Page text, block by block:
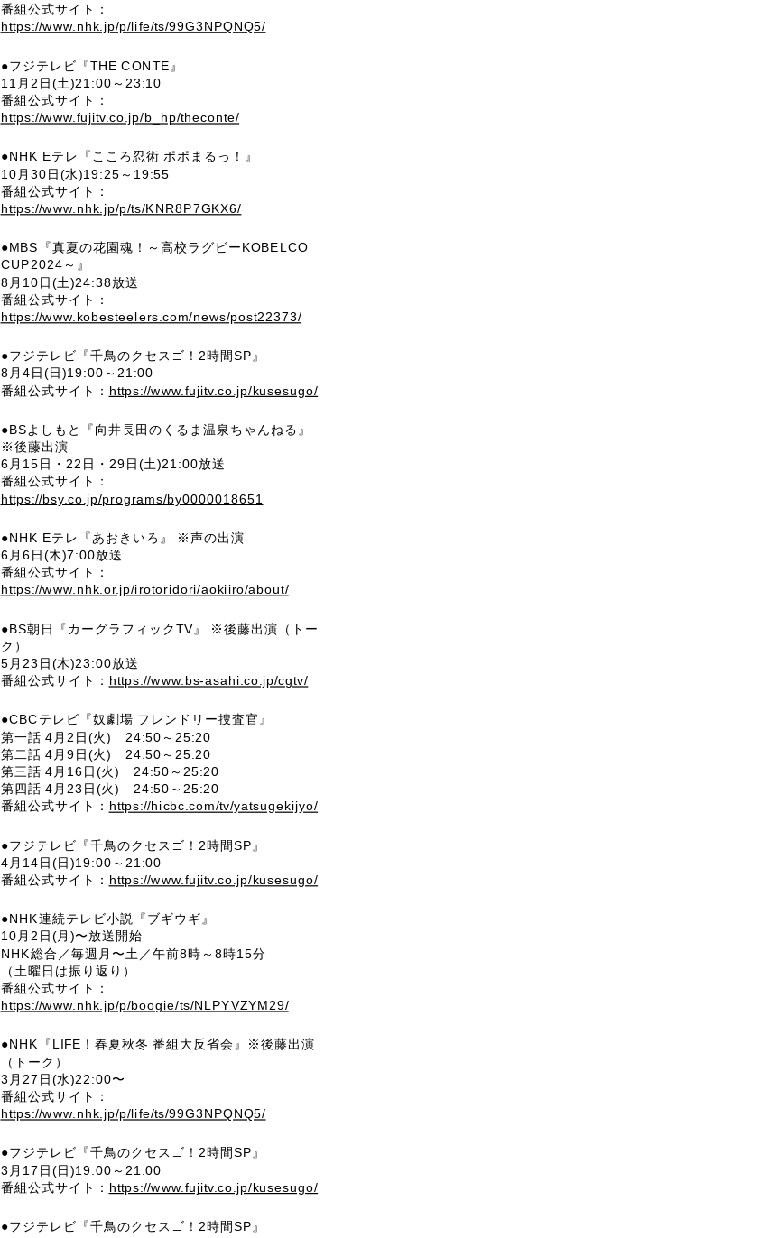
番組公式サイト：
https://www.nhk.jp/p/life/ts/99G3NPQNQ5/
●フジテレビ『THE CONTE』
11月2日(土)21:00～23:10
番組公式サイト：
https://www.fujitv.co.jp/b_hp/theconte/
●NHK Eテレ『こころ忍術 ポポまるっ！』
10月30日(水)19:25～19:55
番組公式サイト：
https://www.nhk.jp/p/ts/KNR8P7GKX6/
●MBS『真夏の花園魂！～高校ラグビーKOBELCO
CUP2024～』
8月10日(土)24:38放送
番組公式サイト：
https://www.kobesteelers.com/news/post22373/
●フジテレビ『千鳥のクセスゴ！2時間SP』
8月4日(日)19:00～21:00
番組公式サイト： https://www.fujitv.co.jp/kusesugo/
●BSよしもと『向井長田のくるま温泉ちゃんねる』
※後藤出演
6月15日・22日・29日(土)21:00放送
番組公式サイト：
https://bsy.co.jp/programs/by0000018651
●NHK Eテレ『あおきいろ』 ※声の出演
6月6日(木)7:00放送
番組公式サイト：
https://www.nhk.or.jp/irotoridori/aokiiro/about/
●BS朝日『カーグラフィックTV』 ※後藤出演（トー
ク）
5月23日(木)23:00放送
番組公式サイト： https://www.bs-asahi.co.jp/cgtv/
●CBCテレビ『奴劇場 フレンドリー捜査官』
第一話 4月2日(火) 24:50～25:20
第二話 4月9日(火) 24:50～25:20
第三話 4月16日(火) 24:50～25:20
第四話 4月23日(火) 24:50～25:20
番組公式サイト： https://hicbc.com/tv/yatsugekijyo/
●フジテレビ『千鳥のクセスゴ！2時間SP』
4月14日(日)19:00～21:00
番組公式サイト： https://www.fujitv.co.jp/kusesugo/
●NHK連続テレビ小説『ブギウギ』
10月2日(月)〜放送開始
NHK総合／毎週月〜土／午前8時～8時15分
（土曜日は振り返り）
番組公式サイト：
https://www.nhk.jp/p/boogie/ts/NLPYVZYM29/
●NHK『LIFE！春夏秋冬 番組大反省会』※後藤出演
（トーク）
3月27日(水)22:00〜
番組公式サイト：
https://www.nhk.jp/p/life/ts/99G3NPQNQ5/
●フジテレビ『千鳥のクセスゴ！2時間SP』
3月17日(日)19:00～21:00
番組公式サイト： https://www.fujitv.co.jp/kusesugo/
●フジテレビ『千鳥のクセスゴ！2時間SP』